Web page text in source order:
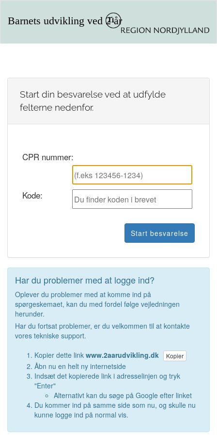
Barnets udvikling ved 2 år
Start din besvarelse ved at udfylde
felterne nedenfor.
CPR nummer:
Kode:
Har du problemer med at logge ind?
Oplever du problemer med at komme ind på
spørgeskemaet, kan du med fordel følge vejledningen
herunder.
Har du fortsat problemer, er du velkommen til at kontakte
vores tekniske support.
Kopier dette link www.2aarudvikling.dk Kopier
Åbn nu en helt ny internetside
Indsæt det kopierede link i adresselinjen og tryk
"Enter"
Alternativt kan du søge på Google efter linket
Du kommer ind på samme side som nu, og skulle nu
kunne logge ind på normal vis.